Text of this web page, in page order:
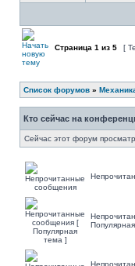
Страница 1 из 5 [
Список форумов »
Кто сейчас на
Сейчас этот форум